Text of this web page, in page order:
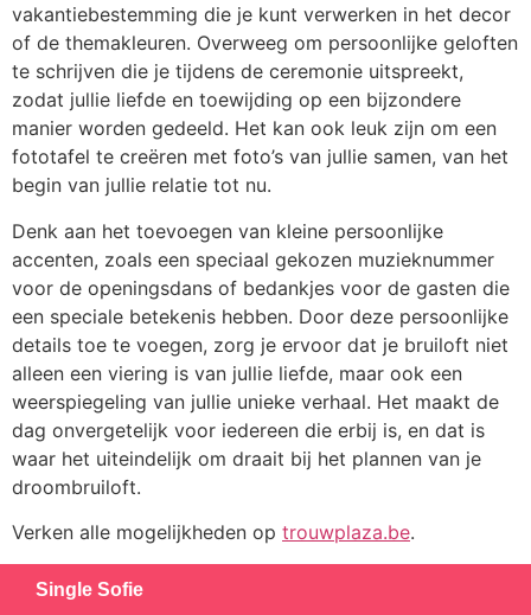
vakantiebestemming die je kunt verwerken in het decor
of de themakleuren. Overweeg om persoonlijke geloften
te schrijven die je tijdens de ceremonie uitspreekt,
zodat jullie liefde en toewijding op een bijzondere
manier worden gedeeld. Het kan ook leuk zijn om een
fototafel te creëren met foto’s van jullie samen, van het
begin van jullie relatie tot nu.
Denk aan het toevoegen van kleine persoonlijke
accenten, zoals een speciaal gekozen muzieknummer
voor de openingsdans of bedankjes voor de gasten die
een speciale betekenis hebben. Door deze persoonlijke
details toe te voegen, zorg je ervoor dat je bruiloft niet
alleen een viering is van jullie liefde, maar ook een
weerspiegeling van jullie unieke verhaal. Het maakt de
dag onvergetelijk voor iedereen die erbij is, en dat is
waar het uiteindelijk om draait bij het plannen van je
droombruiloft.
Verken alle mogelijkheden op trouwplaza.be.
Single Sofie